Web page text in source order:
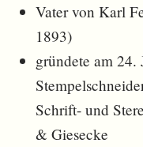
Vater von Karl
1893)
gründete am
Schrift- und
& Giesecke